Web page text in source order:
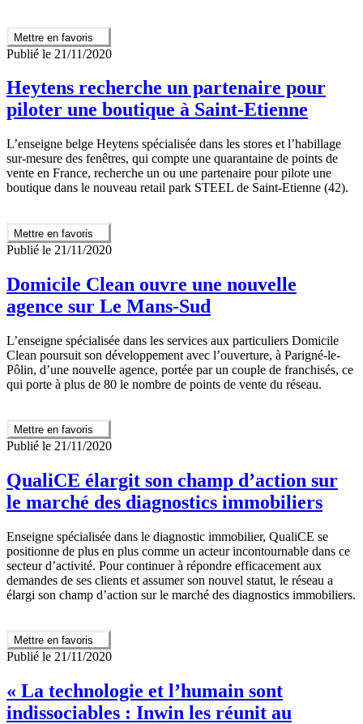
Mettre en favoris
Publié le 21/11/2020
Heytens recherche un partenaire pour
piloter une boutique à Saint-Etienne
L’enseigne belge Heytens spécialisée dans les stores et l’habillage
sur-mesure des fenêtres, qui compte une quarantaine de points de
vente en France, recherche un ou une partenaire pour pilote une
boutique dans le nouveau retail park STEEL de Saint-Etienne (42).
Mettre en favoris
Publié le 21/11/2020
Domicile Clean ouvre une nouvelle
agence sur Le Mans-Sud
L’enseigne spécialisée dans les services aux particuliers Domicile
Clean poursuit son développement avec l’ouverture, à Parigné-le-
Pôlin, d’une nouvelle agence, portée par un couple de franchisés, ce
qui porte à plus de 80 le nombre de points de vente du réseau.
Mettre en favoris
Publié le 21/11/2020
QualiCE élargit son champ d’action sur
le marché des diagnostics immobiliers
Enseigne spécialisée dans le diagnostic immobilier, QualiCE se
positionne de plus en plus comme un acteur incontournable dans ce
secteur d’activité. Pour continuer à répondre efficacement aux
demandes de ses clients et assumer son nouvel statut, le réseau a
élargi son champ d’action sur le marché des diagnostics immobiliers.
Mettre en favoris
Publié le 21/11/2020
« La technologie et l’humain sont
indissociables : Inwin les réunit au